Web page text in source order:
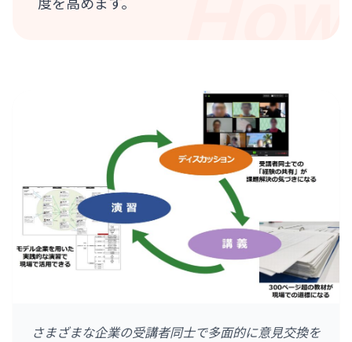
度を高めます。
さまざまな企業の受講者同士で多面的に意見交換を